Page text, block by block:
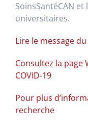
SoinsSantéCAN et
universitaires.
Lire le message
Consultez la page
COVID-19
Pour plus
recherche